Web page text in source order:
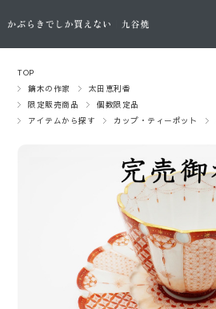
TOP
鏑木の作家
太田恵利香
限定販売商品
個数限定品
アイテムから探す
カップ・ティーポット